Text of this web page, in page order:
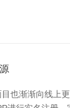
也渐渐向线上